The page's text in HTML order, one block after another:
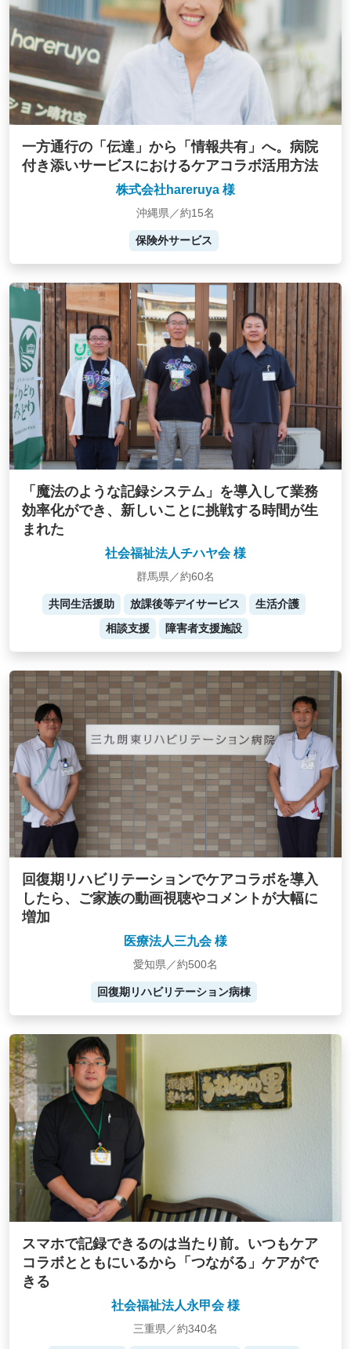
一方通行の「伝達」から「情報共有」へ。病院
付き添いサービスにおけるケアコラボ活用方法
株式会社hareruya 様
沖縄県／約15名
保険外サービス
「魔法のような記録システム」を導入して業務
効率化ができ、新しいことに挑戦する時間が生
まれた
社会福祉法人チハヤ会 様
群馬県／約60名
共同生活援助 放課後等デイサービス
生活介護
相談支援
障害者支援施設
回復期リハビリテーションでケアコラボを導入
したら、ご家族の動画視聴やコメントが大幅に
増加
医療法人三九会 様
愛知県／約500名
回復期リハビリテーション病棟
スマホで記録できるのは当たり前。いつもケア
コラボとともにいるから「つながる」ケアがで
きる
社会福祉法人永甲会 様
三重県／約340名